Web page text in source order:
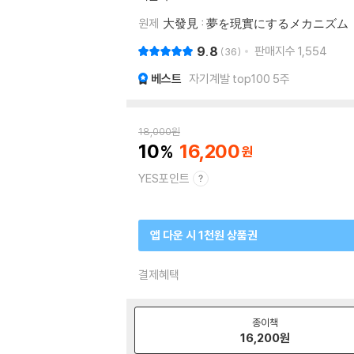
원제 大發見 : 夢を現實にするメカニズム
9.8 36 판매지수 1,554
베스트 자기계발 top100 5주
18,000원
10 16,200
YES포인트
앱 다운 시 1천원 상품권
결제혜택
종이책
16,200원